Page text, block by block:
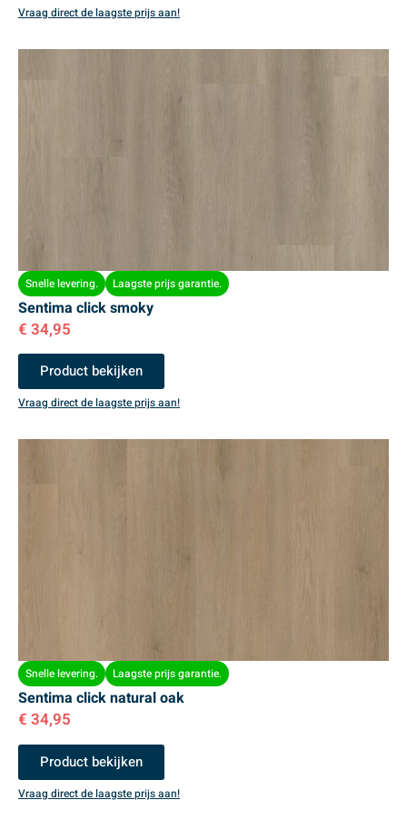
Vraag direct de laagste prijs aan!
Snelle levering. Laagste prijs garantie.
Sentima click smoky
€ 34,95
Product bekijken
Vraag direct de laagste prijs aan!
Snelle levering. Laagste prijs garantie.
Sentima click natural oak
€ 34,95
Product bekijken
Vraag direct de laagste prijs aan!